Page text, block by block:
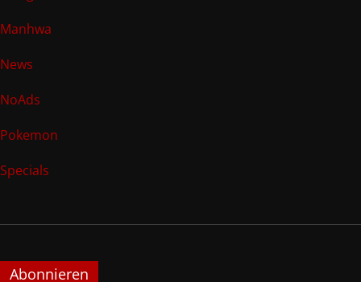
Manhwa
News
NoAds
Pokemon
Specials
Abonnieren